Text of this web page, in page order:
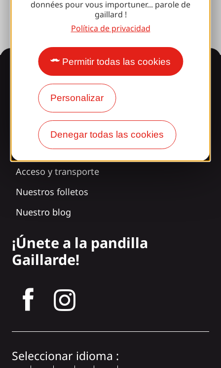
données pour vous importuner... parole de
gaillard !
Política de privacidad
Permitir todas las cookies
Personalizar
Denegar todas las cookies
Información
¿Le sorprende nuestro
diseño?
Nuestros horarios
Acceso y transporte
Nuestros folletos
Nuestro blog
¡Únete a la pandilla
Gaillarde!
Seleccionar idioma :